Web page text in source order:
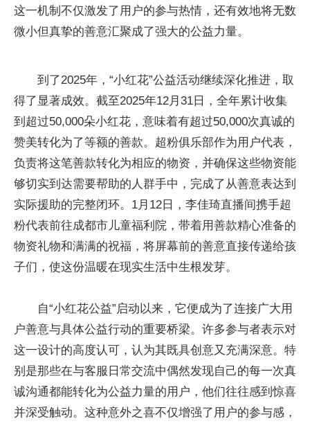
这一机制不仅激发了用户的参与热情，还有效地将无数
微小但真挚的善意汇聚成了强大的公益力量。
到了2025年，“小红花”公益活动继续深化推进，取
得了显著成效。截至2025年12月31日，全年累计收集
到超过50,000朵小红花，意味着有超过50,000次真诚的
赞美转化为了等额的善款。超粉俱乐部作为用户代表，
负责将这笔善款转化为相应的物资，并确保这些物资能
够切实到达需要帮助的人群手中，完成了从善意表达到
实际援助的完整闭环。1月12日，李佳琦直播间携手超
粉代表前往成都市儿童福利院，带着用善款精心准备的
物资礼物和满满的祝福，将屏幕前的善意直接传递给孩
子们，使这份温暖在现实生活中生根发芽。
自“小红花公益”启动以来，它便成为了连接广大用
户善意与具体公益行动的重要桥梁。许多参与者表示对
这一设计的高度认可，认为其既具创意又充满深意。特
别是那些在与客服日常交流中偶然发现自己的每一次真
诚沟通都能转化为公益力量的用户，他们往往感到惊喜
并深受触动。这种意外之喜不仅增强了用户的参与感，